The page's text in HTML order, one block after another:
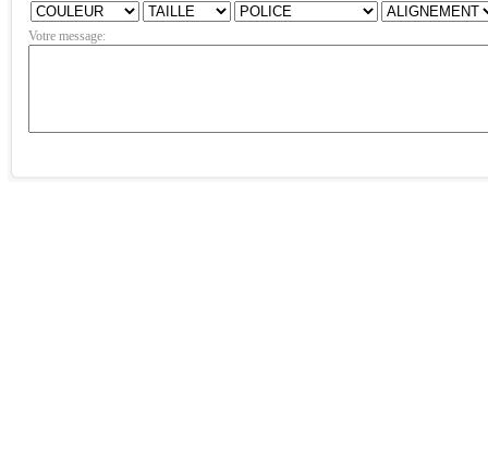
Votre message: